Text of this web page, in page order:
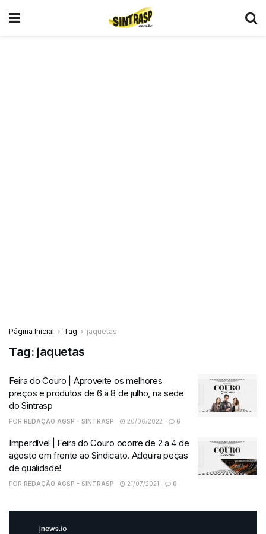
Página Inicial Tag jaquetas
Tag: jaquetas
Feira do Couro | Aproveite os melhores
preços e produtos de 6 a 8 de julho, na sede
do Sintrasp
POR REDAÇÃO AGSP - SINTRASP 20/06/2022 6
Imperdível | Feira do Couro ocorre de 2 a 4 de
agosto em frente ao Sindicato. Adquira peças
de qualidade!
POR REDAÇÃO AGSP - SINTRASP 21/07/2021 0